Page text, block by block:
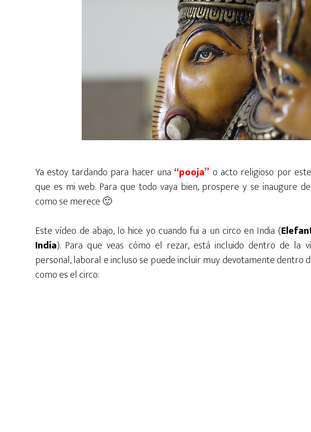
Ya estoy tardando para hacer una “pooja” o acto religioso por
que es mi web. Para que todo vaya bien, prospere y se inaugure
como se merece 🙂
Este vídeo de abajo, lo hice yo cuando fui a un circo en India (
India). Para que veas cómo el rezar, está incluido dentro de la
personal, laboral e incluso se puede incluir muy devotamente dentro
como es el circo: